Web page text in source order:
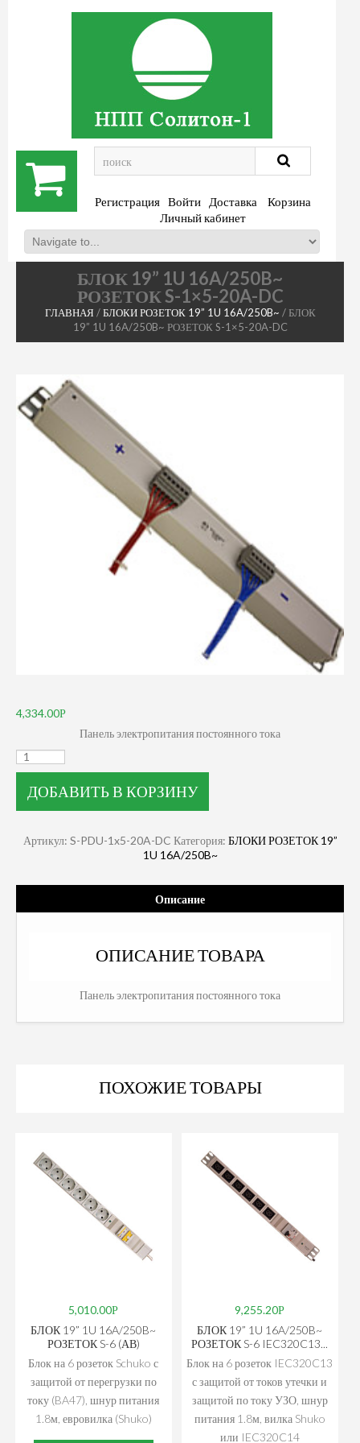
Регистрация Войти Доставка
Корзина
Личный кабинет
БЛОК 19” 1U 16A/250B~
РОЗЕТОК S-1×5-20A-DC
ГЛАВНАЯ /БЛОКИ РОЗЕТОК 19” 1U 16A/250B~ / БЛОК
19” 1U 16A/250B~ РОЗЕТОК S-1×5-20A-DC
4,334.00
Панель электропитания постоянного тока
ДОБАВИТЬ В КОРЗИНУ
Артикул: S-PDU-1x5-20A-DC Категория: БЛОКИ РОЗЕТОК 19”
1U 16A/250B~
Описание
ОПИСАНИЕ ТОВАРА
Панель электропитания постоянного тока
ПОХОЖИЕ ТОВАРЫ
5,010.00
БЛОК 19” 1U 16A/250B~
РОЗЕТОК S-6 (АВ)
Блок на 6 розеток Schuko с
защитой от перегрузки по
току (BA47), шнур питания
1.8м, евровилка (Shuko)
9,255.20
БЛОК 19” 1U 16A/250B~
РОЗЕТОК S-6 IEC320C13...
Блок на 6 розеток IEC320C13
с защитой от токов утечки и
защитой по току УЗО, шнур
питания 1.8м, вилка Shuko
или IEC320C14